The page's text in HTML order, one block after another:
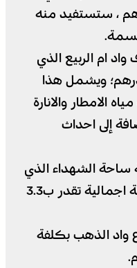
11 مليون درهم ، ستستفيد منه
ام الربيع الذي
11.3 مليون درهم؛ ويشمل هذا
الامطار والانارة
إلى احداث
ساحة الشهداء الذي
استغرق إنجازه 05 اشهر بكلفة اجمالية تقدر ب3.3
واد الذهب​ بكلفة